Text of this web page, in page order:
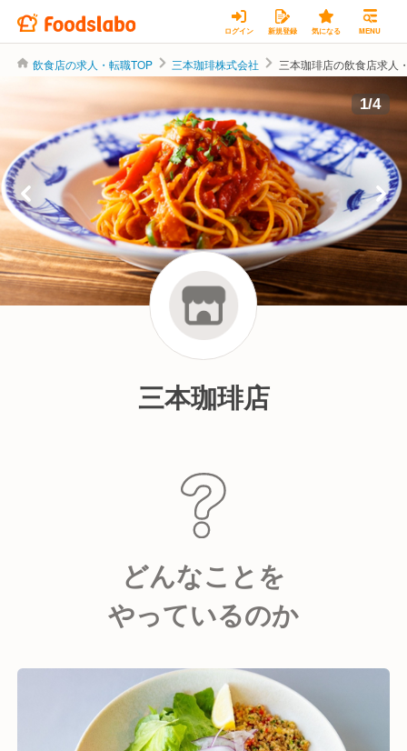
ログイン 新規登録 気になる MENU
飲食店の求人・転職TOP 三本珈琲株式会社 三本珈琲店の飲食店求人
三本珈琲株式会社 1/4
三本珈琲店
どんなことを
やっているのか